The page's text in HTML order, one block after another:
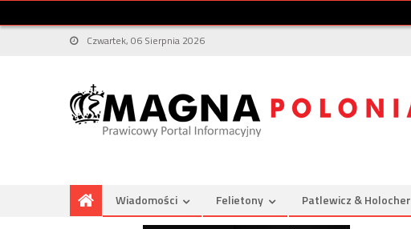
Czwartek, 06 Sierpnia 2026
Wiadomości Felietony Patlewicz & Holocher